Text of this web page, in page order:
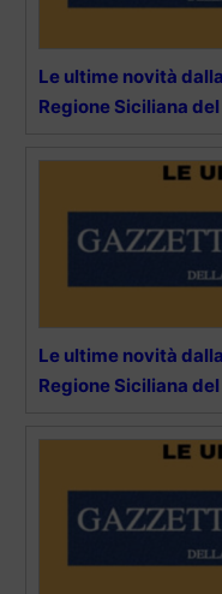
Le ultime novità
Regione Siciliana
Le ultime novità
Regione Siciliana